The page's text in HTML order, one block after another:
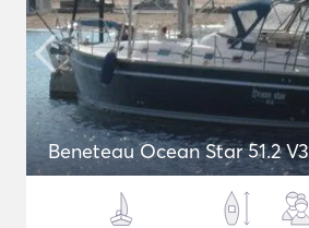
Beneteau Ocean Star 51.2 V3